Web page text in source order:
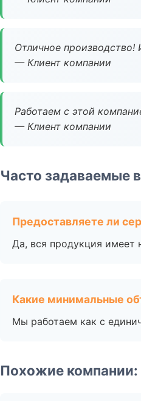
Отличное производство!
— Клиент компании
Работаем с этой
— Клиент компании
Часто задаваемые
Предоставляете ли
Да, вся продукция имеет
Какие минимальные
Мы работаем как с
Похожие